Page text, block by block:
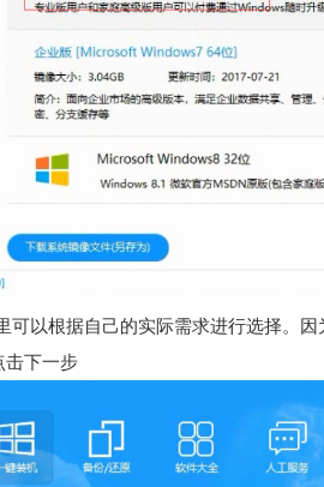
可以根据自己的实际需求进行选择。
击下一步